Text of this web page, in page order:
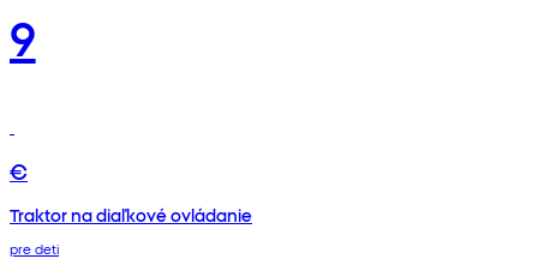
9
€
Traktor na diaľkové ovládanie
pre deti